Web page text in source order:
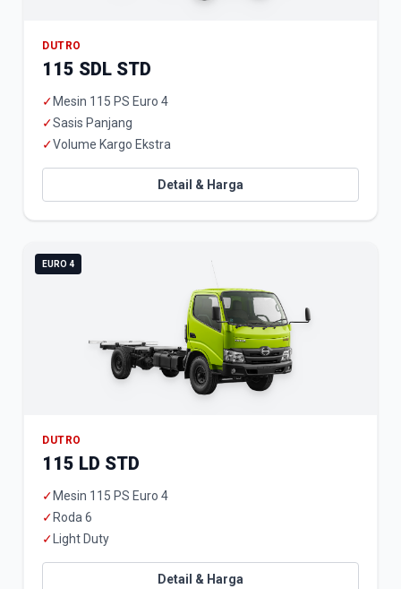
DUTRO
115 SDL STD
✓ Mesin 115 PS Euro 4
✓Sasis Panjang
✓Volume Kargo Ekstra
Detail & Harga
EURO 4
DUTRO
115 LD STD
✓ Mesin 115 PS Euro 4
✓ Roda 6
✓ Light Duty
Detail & Harga